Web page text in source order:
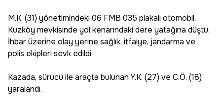
M.K. (31) yönetimindeki 06 FMB 035 plakalı otomobil,
Kuzköy mevkisinde yol kenarındaki dere yatağına düştü.
İhbar üzerine olay yerine sağlık, itfaiye, jandarma ve
polis ekipleri sevk edildi.
Kazada, sürücü ile araçta bulunan Y.K. (27) ve C.Ö. (18)
yaralandı.